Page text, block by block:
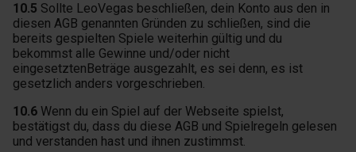
10.5 Sollte LeoVegas beschließen, dein Konto aus den in
diesen AGB genannten Gründen zu schließen, sind die
bereits gespielten Spiele weiterhin gültig und du
bekommst alle Gewinne und/oder nicht
eingesetztenBeträge ausgezahlt, es sei denn, es ist
gesetzlich anders vorgeschrieben.
10.6 Wenn du ein Spiel auf der Webseite spielst,
bestätigst du, dass du diese AGB und Spielregeln gelesen
und verstanden hast und ihnen zustimmst.